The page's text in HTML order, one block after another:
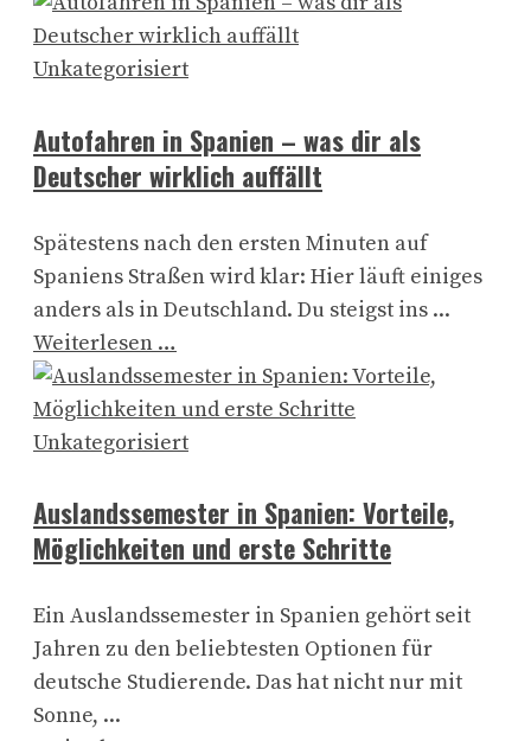
Unkategorisiert
Autofahren in Spanien – was dir als
Deutscher wirklich auffällt
Spätestens nach den ersten Minuten auf
Spaniens Straßen wird klar: Hier läuft einiges
anders als in Deutschland. Du steigst ins ...
Weiterlesen …
Unkategorisiert
Auslandssemester in Spanien: Vorteile,
Möglichkeiten und erste Schritte
Ein Auslandssemester in Spanien gehört seit
Jahren zu den beliebtesten Optionen für
deutsche Studierende. Das hat nicht nur mit
Sonne, ...